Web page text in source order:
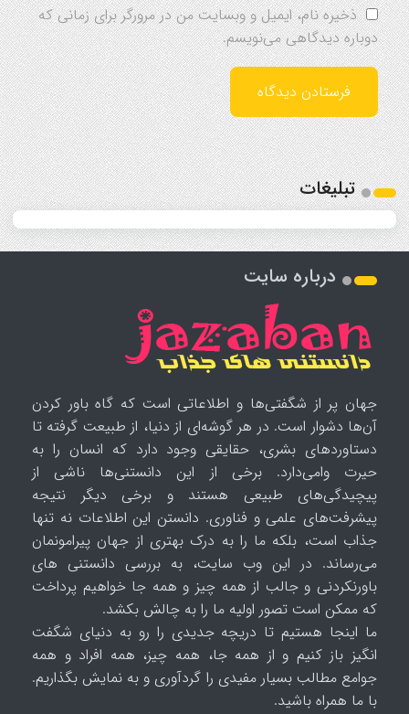
ذخیره نام، ایمیل و وبسایت من در مرورگر برای زمانی که
دوباره دیدگاهی می‌نویسم.
تبلیغات
درباره سایت
جهان پر از شگفتی‌ها و اطلاعاتی است که گاه باور کردن
آن‌ها دشوار است. در هر گوشه‌ای از دنیا، از طبیعت گرفته تا
دستاوردهای بشری، حقایقی وجود دارد که انسان را به
حیرت وامی‌دارد. برخی از این دانستنی‌ها ناشی از
پیچیدگی‌های طبیعی هستند و برخی دیگر نتیجه
پیشرفت‌های علمی و فناوری. دانستن این اطلاعات نه تنها
جذاب است، بلکه ما را به درک بهتری از جهان پیرامونمان
می‌رساند. در این وب سایت، به بررسی دانستنی های
باورنکردنی و جالب از همه چیز و همه جا خواهیم پرداخت
که ممکن است تصور اولیه ما را به چالش بکشد.
ما اینجا هستیم تا دریچه جدیدی را رو به دنیای شگفت
انگیز باز کنیم و از همه جا، همه چیز، همه افراد و همه
جوامع مطالب بسیار مفیدی را گردآوری و به نمایش بگذاریم.
با ما همراه باشید.